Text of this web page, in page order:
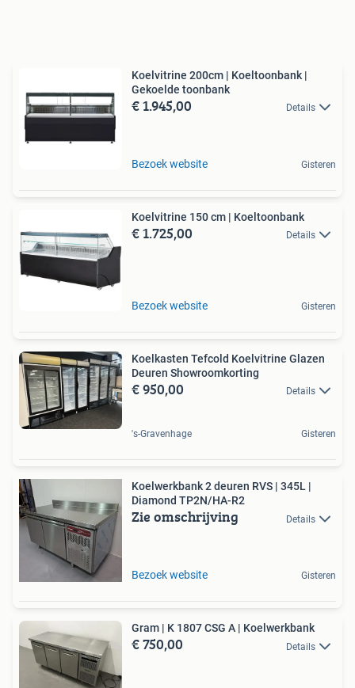
Koelvitrine 200cm | Koeltoonbank |
Gekoelde toonbank
€ 1.945,00 Details
Bezoek website Gisteren
Koelvitrine 150 cm | Koeltoonbank
€ 1.725,00 Details
Bezoek website Gisteren
Koelkasten Tefcold Koelvitrine Glazen
Deuren Showroomkorting
€ 950,00 Details
's-Gravenhage Gisteren
Koelwerkbank 2 deuren RVS | 345L |
Diamond TP2N/HA-R2
Zie omschrijving Details
Bezoek website Gisteren
Gram | K 1807 CSG A | Koelwerkbank
€ 750,00 Details